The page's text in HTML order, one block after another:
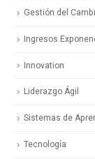
Gestión del
Ingresos
Innovation
Liderazgo Ágil
Sistemas de
Tecnología